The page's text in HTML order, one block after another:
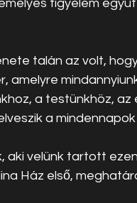
figyelem
talán az volt,
amelyre
a testünkhöz, az
a
aki velünk tartott
Ház első,